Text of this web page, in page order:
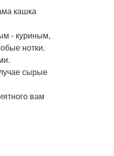
кашка
- куриным,
нотки.
сырые
вам